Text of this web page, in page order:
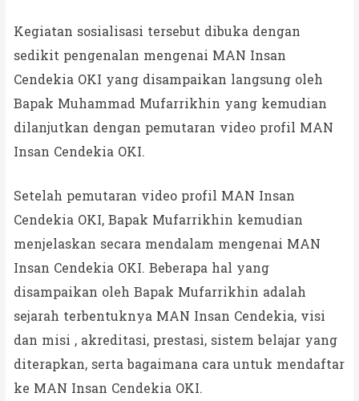
Kegiatan sosialisasi tersebut dibuka dengan
sedikit pengenalan mengenai MAN Insan
Cendekia OKI yang disampaikan langsung oleh
Bapak Muhammad Mufarrikhin yang kemudian
dilanjutkan dengan pemutaran video profil MAN
Insan Cendekia OKI.
Setelah pemutaran video profil MAN Insan
Cendekia OKI, Bapak Mufarrikhin kemudian
menjelaskan secara mendalam mengenai MAN
Insan Cendekia OKI. Beberapa hal yang
disampaikan oleh Bapak Mufarrikhin adalah
sejarah terbentuknya MAN Insan Cendekia, visi
dan misi , akreditasi, prestasi, sistem belajar yang
diterapkan, serta bagaimana cara untuk mendaftar
ke MAN Insan Cendekia OKI.